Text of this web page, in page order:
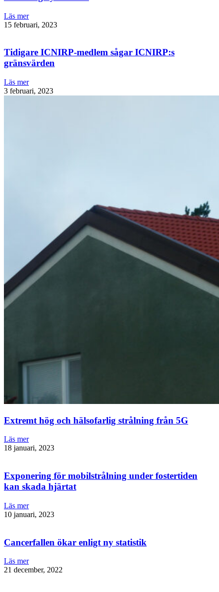
Läs mer
15 februari, 2023
Tidigare ICNIRP-medlem sågar ICNIRP:s
gränsvärden
Läs mer
3 februari, 2023
Extremt hög och hälsofarlig strålning från 5G
Läs mer
18 januari, 2023
Exponering för mobilstrålning under fostertiden
kan skada hjärtat
Läs mer
10 januari, 2023
Cancerfallen ökar enligt ny statistik
Läs mer
21 december, 2022